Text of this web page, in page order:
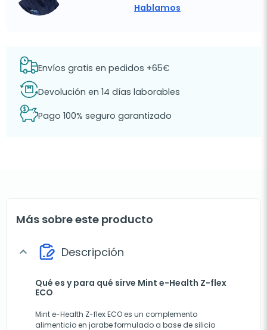
Hablamos
Envíos gratis en pedidos +65€
Devolución en 14 días laborables
Pago 100% seguro garantizado
Más sobre este producto
expand_more Descripción
Qué es y para qué sirve Mint e-Health Z-flex
ECO
Mint e-Health Z-flex ECO es un complemento
alimenticio en jarabe formulado a base de silicio